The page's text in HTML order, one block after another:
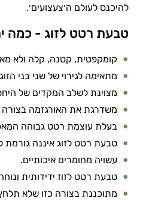
להיכנס לעולם ה׳צעצועים׳.
טבעת רטט לזוג - כמה
קומקפטית, קטנה, קלה ולא
מתאימה לגירוי של שני בני
מצוינת לשלב המקדים של
משדרגת את האורגזמה
בעלת עוצמת רטט גבוהה
טבעת רטט לזוג איננה גורמת
עשויה מחומרים איכותיים.
טבעת רטט לזוז ידידותית
מתוכננת בצורה כזו שלא